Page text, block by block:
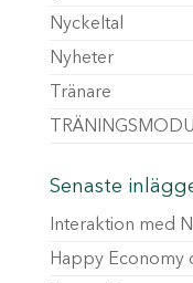
Nyckeltal
Nyheter
Tränare
Senaste
Interaktion med
Happy Economy